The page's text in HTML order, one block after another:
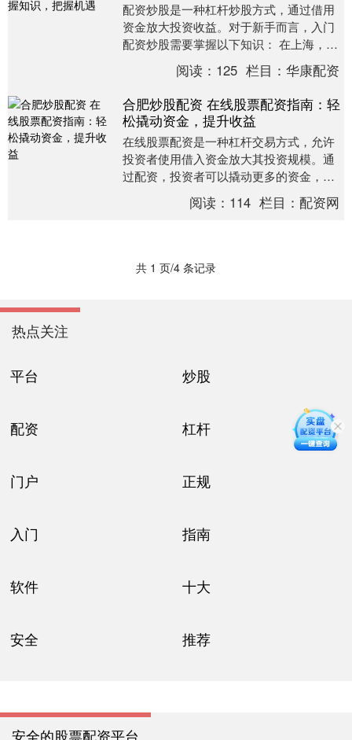
配资炒股是一种杠杆炒股方式，通过借用
资金放大投资收益。对于新手而言，入门
配资炒股需要掌握以下知识： 在上海，有
多家正规的配资公司，提供安全可靠的配
资服务。这些公....
阅读： 125 栏目：华康配资
合肥炒股配资 在线股票配资指南：轻
松撬动资金，提升收益
在线股票配资是一种杠杆交易方式，允许
投资者使用借入资金放大其投资规模。通
过配资，投资者可以撬动更多的资金，从
而提高潜在收益。 1. **选择信誉良好的券
阅读： 114 栏目：配资网
共 1 页/4 条记录
热点关注
平台 炒股
配资 杠杆
门户 正规
入门 指南
软件 十大
安全 推荐
安全的股票配资平台